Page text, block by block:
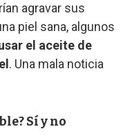
agravar sus
piel sana, algunos
el aceite de
. Una mala noticia
Sí y no